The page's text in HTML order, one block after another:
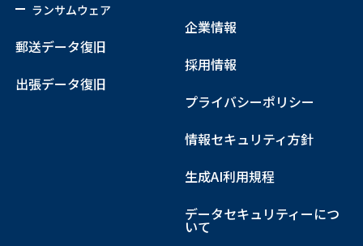
ランサムウェア
郵送データ復旧
出張データ復旧
企業情報
採用情報
プライバシーポリシー
情報セキュリティ方針
生成AI利用規程
データセキュリティーにつ
いて